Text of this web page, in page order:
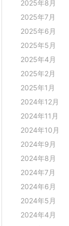
2025年8月
2025年7月
2025年6月
2025年5月
2025年4月
2025年2月
2025年1月
2024年12月
2024年11月
2024年10月
2024年9月
2024年8月
2024年7月
2024年6月
2024年5月
2024年4月